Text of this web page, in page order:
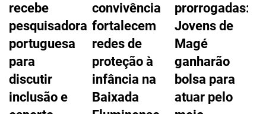
recebe
pesquisadora
portuguesa
para
discutir
inclusão e
convivência
fortalecem
redes de
proteção à
infância na
Baixada
prorrogadas:
Jovens de
Magé
ganharão
bolsa para
atuar pelo